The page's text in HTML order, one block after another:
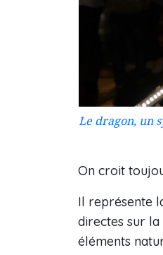
Le dragon, un
On croit
Il représente
directes sur
éléments